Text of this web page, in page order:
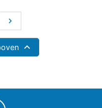
Volgende

